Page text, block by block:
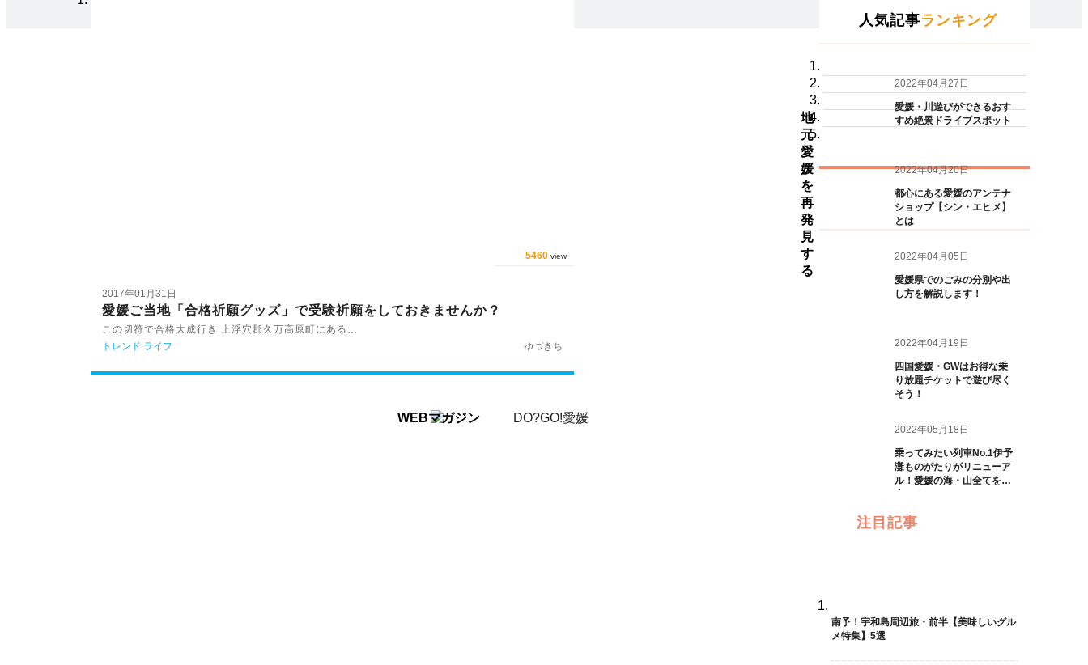
5460 view
2017年01月31日
愛媛ご当地「合格祈願グッズ」で受験祈願をしておきませんか？
この切符で合格大成行き 上浮穴郡久万高原町にある…
トレンド ライフ ゆづきち
人気記事ランキング
2022年04月27日
愛媛・川遊びができるおす
すめ絶景ドライブスポット
2022年04月20日
都心にある愛媛のアンテナ
ショップ【シン・エヒメ】
とは
2022年04月05日
愛媛県でのごみの分別や出
し方を解説します！
2022年04月19日
四国愛媛・GWはお得な乗
り放題チケットで遊び尽く
そう！
2022年05月18日
乗ってみたい列車No.1伊予
灘ものがたりがリニューア
ル！愛媛の海・山全てを一
注目記事
南予！宇和島周辺旅・前半【美味しいグル
メ特集】5選
地
元
愛
媛
を
再
発
見
す
る
WEBマガジン